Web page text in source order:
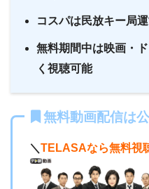
コスパは民放キー局
無料期間中は映画・
く視聴可能
無料動画配信は
＼ TELASAなら無料視